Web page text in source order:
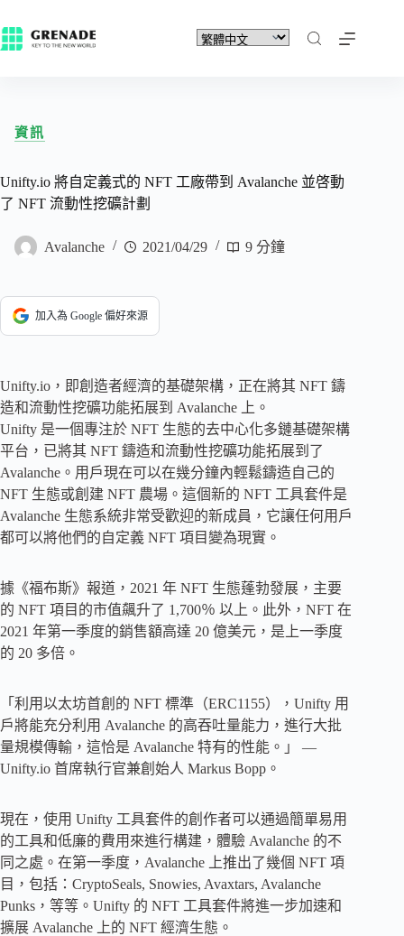
資訊
Unifty.io 將自定義式的 NFT 工廠帶到 Avalanche 並啓動
了 NFT 流動性挖礦計劃
Avalanche 2021/04/29 9 分鐘
加入為 Google 偏好來源
Unifty.io，即創造者經濟的基礎架構，正在將其 NFT 鑄
造和流動性挖礦功能拓展到 Avalanche 上。
Unifty 是一個專注於 NFT 生態的去中心化多鏈基礎架構
平台，已將其 NFT 鑄造和流動性挖礦功能拓展到了
Avalanche。用戶現在可以在幾分鐘內輕鬆鑄造自己的
NFT 生態或創建 NFT 農場。這個新的 NFT 工具套件是
Avalanche 生態系統非常受歡迎的新成員，它讓任何用戶
都可以將他們的自定義 NFT 項目變為現實。
據《福布斯》報道，2021 年 NFT 生態蓬勃發展，主要
的 NFT 項目的市值飆升了 1,700％ 以上。此外，NFT 在
2021 年第一季度的銷售額高達 20 億美元，是上一季度
的 20 多倍。
「利用以太坊首創的 NFT 標準（ERC1155），Unifty 用
戶將能充分利用 Avalanche 的高吞吐量能力，進行大批
量規模傳輸，這恰是 Avalanche 特有的性能。」 —
Unifty.io 首席執行官兼創始人 Markus Bopp。
現在，使用 Unifty 工具套件的創作者可以通過簡單易用
的工具和低廉的費用來進行構建，體驗 Avalanche 的不
同之處。在第一季度，Avalanche 上推出了幾個 NFT 項
目，包括：CryptoSeals, Snowies, Avaxtars, Avalanche
Punks，等等。Unifty 的 NFT 工具套件將進一步加速和
擴展 Avalanche 上的 NFT 經濟生態。